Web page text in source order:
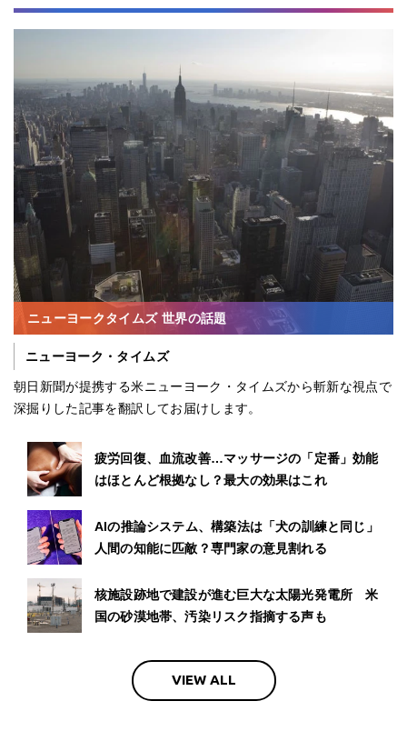
ニューヨークタイムズ 世界の話題
ニューヨーク・タイムズ
朝日新聞が提携する米ニューヨーク・タイムズから斬新な視点で
深掘りした記事を翻訳してお届けします。
疲労回復、血流改善…マッサージの「定番」効能
はほとんど根拠なし？最大の効果はこれ
AIの推論システム、構築法は「犬の訓練と同じ」
人間の知能に匹敵？専門家の意見割れる
核施設跡地で建設が進む巨大な太陽光発電所 米
国の砂漠地帯、汚染リスク指摘する声も
VIEW ALL